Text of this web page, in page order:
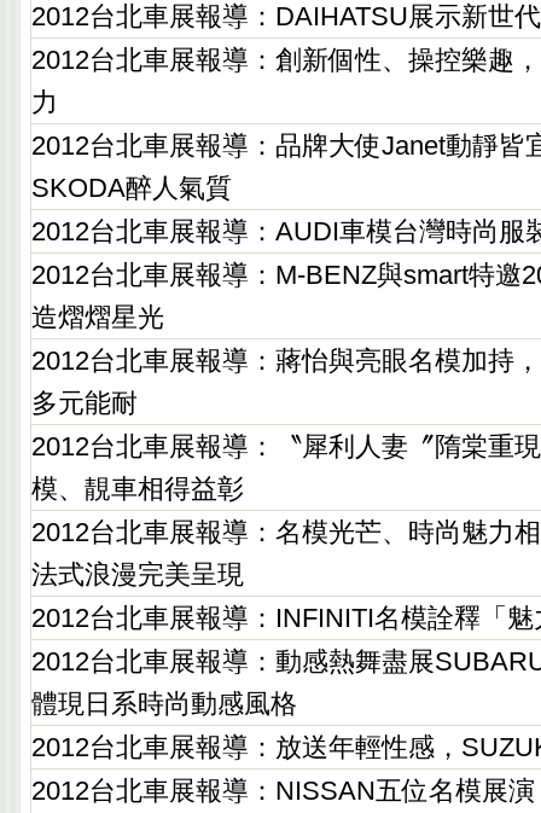
2012台北車展報導：DAIHATSU展示新世
2012台北車展報導：創新個性、操控樂趣
力
2012台北車展報導：品牌大使Janet動靜皆
SKODA醉人氣質
2012台北車展報導：AUDI車模台灣時尚服
2012台北車展報導：M-BENZ與smart特邀
造熠熠星光
2012台北車展報導：蔣怡與亮眼名模加持
多元能耐
2012台北車展報導：〝犀利人妻〞隋棠重
模、靚車相得益彰
2012台北車展報導：名模光芒、時尚魅力
法式浪漫完美呈現
2012台北車展報導：INFINITI名模詮釋「魅
2012台北車展報導：動感熱舞盡展
體現日系時尚動感風格
2012台北車展報導：放送年輕性感，
2012台北車展報導：NISSAN五位名模展